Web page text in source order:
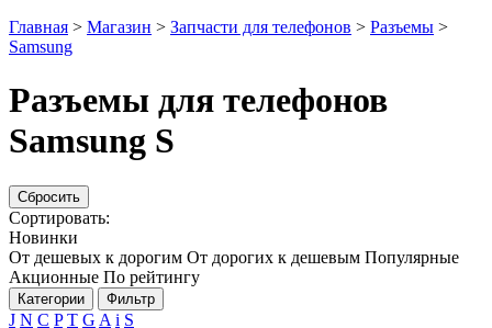
Главная > Магазин > Запчасти для телефонов > Разъемы >
Samsung
Разъемы для телефонов
Samsung S
Сбросить
Сортировать:
Новинки
От дешевых к дорогим От дорогих к дешевым Популярные
Акционные По рейтингу
Категории Фильтр
J N C P T G A i S